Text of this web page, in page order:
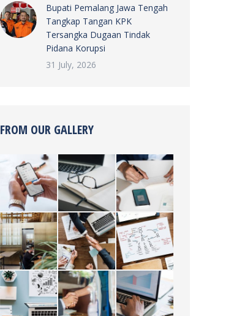
Bupati Pemalang Jawa Tengah
Tangkap Tangan KPK
Tersangka Dugaan Tindak
Pidana Korupsi
31 July, 2026
FROM OUR GALLERY